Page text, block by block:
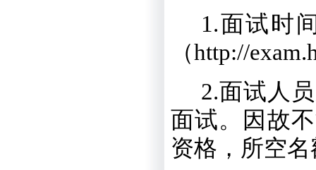
1.面试时
（http://
2.面试人
面试。因故
资格，所空